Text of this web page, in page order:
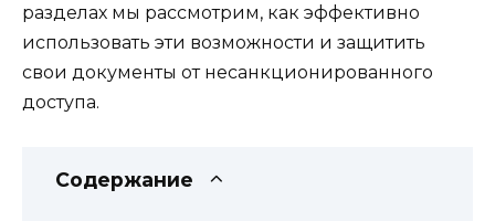
разделах мы рассмотрим, как эффективно
использовать эти возможности и защитить
свои документы от несанкционированного
доступа.
Содержание